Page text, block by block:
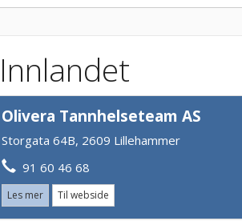
Olivera Tannhelseteam AS
Storgata 64B, 2609 Lillehammer
91 60 46 68
Les mer Til webside